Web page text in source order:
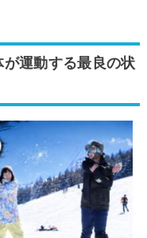
運動する最良の状